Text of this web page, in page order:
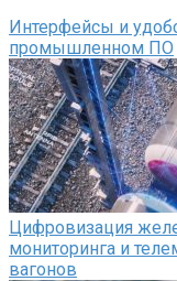
Интерфейсы и
промышленном ПО
Цифровизация
мониторинга и
вагонов